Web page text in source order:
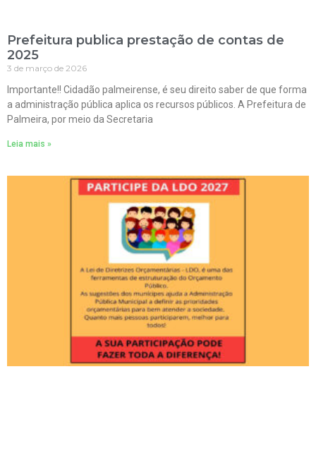
Prefeitura publica prestação de contas de
2025
3 de março de 2026
Importante!! Cidadão palmeirense, é seu direito saber de que forma
a administração pública aplica os recursos públicos. A Prefeitura de
Palmeira, por meio da Secretaria
Leia mais »